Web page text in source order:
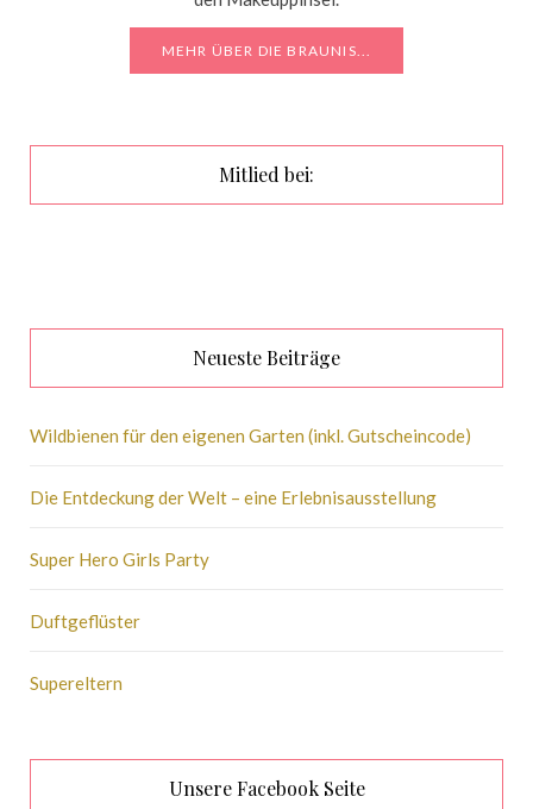
MEHR ÜBER DIE BRAUNIS...
Mitlied bei:
Neueste Beiträge
Wildbienen für den eigenen Garten (inkl. Gutscheincode)
Die Entdeckung der Welt – eine Erlebnisausstellung
Super Hero Girls Party
Duftgeflüster
Supereltern
Unsere Facebook Seite